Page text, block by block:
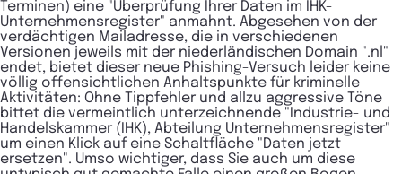
Terminen) eine "Überprüfung Ihrer Daten im IHK-
Unternehmensregister" anmahnt. Abgesehen von der
verdächtigen Mailadresse, die in verschiedenen
Versionen jeweils mit der niederländischen Domain ".nl"
endet, bietet dieser neue Phishing-Versuch leider keine
völlig offensichtlichen Anhaltspunkte für kriminelle
Aktivitäten: Ohne Tippfehler und allzu aggressive Töne
bittet die vermeintlich unterzeichnende "Industrie- und
Handelskammer (IHK), Abteilung Unternehmensregister"
um einen Klick auf eine Schaltfläche "Daten jetzt
ersetzen". Umso wichtiger, dass Sie auch um diese